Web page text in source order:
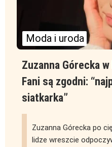
Moda i uroda
Zuzanna Górecka
Fani są zgodni:
siatkarka”
Zuzanna Górecka po
lidze wreszcie